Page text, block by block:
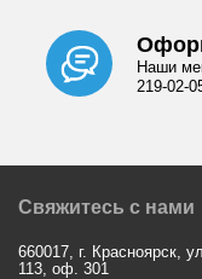
Наши
219-02-
Свяжитесь с нами
660017, г. Красноярск,
113, оф. 301